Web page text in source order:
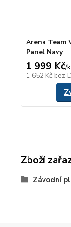
Arena Team
Panel Navy
1 999 Kč/
1 652 Kč bez
Zboží
Závodní